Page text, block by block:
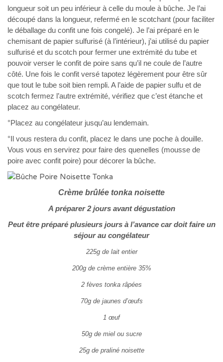
longueur soit un peu inférieur à celle du moule à bûche. Je l’ai
découpé dans la longueur, refermé en le scotchant (pour faciliter
le déballage du confit une fois congelé). Je l’ai préparé en le
chemisant de papier sulfurisé (à l’intérieur), j’ai utilisé du papier
sulfurisé et du scotch pour fermer une extrémité du tube et
pouvoir verser le confit de poire sans qu’il ne coule de l’autre
côté. Une fois le confit versé tapotez légèrement pour être sûr
que tout le tube soit bien rempli. A l’aide de papier sulfu et de
scotch fermez l’autre extrémité, vérifiez que c’est étanche et
placez au congélateur.
°Placez au congélateur jusqu’au lendemain.
°Il vous restera du confit, placez le dans une poche à douille.
Vous vous en servirez pour faire des quenelles (mousse de
poire avec confit poire) pour décorer la bûche.
Crème brûlée tonka noisette
A préparer 2 jours avant dégustation
Peut être préparé plusieurs jours à l’avance car doit faire un
séjour au congélateur
225g de lait entier
200g de crème entière 35%
2 fèves tonka râpées
70g de jaunes d’œufs
1 œuf
50g de miel ou sucre
25g de praliné noisette